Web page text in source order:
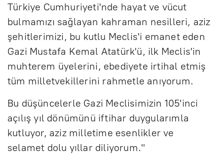
Türkiye Cumhuriyeti'nde hayat ve vücut
bulmamızı sağlayan kahraman nesilleri, aziz
şehitlerimizi, bu kutlu Meclis'i emanet eden
Gazi Mustafa Kemal Atatürk'ü, ilk Meclis'in
muhterem üyelerini, ebediyete irtihal etmiş
tüm milletvekillerini rahmetle anıyorum.
Bu düşüncelerle Gazi Meclisimizin 105'inci
açılış yıl dönümünü iftihar duygularımla
kutluyor, aziz milletime esenlikler ve
selamet dolu yıllar diliyorum."